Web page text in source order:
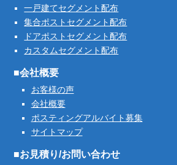
一戸建てセグメント配布
集合ポストセグメント配布
ドアポストセグメント配布
カスタムセグメント配布
■会社概要
お客様の声
会社概要
ポスティングアルバイト募集
サイトマップ
■お見積り/お問い合わせ